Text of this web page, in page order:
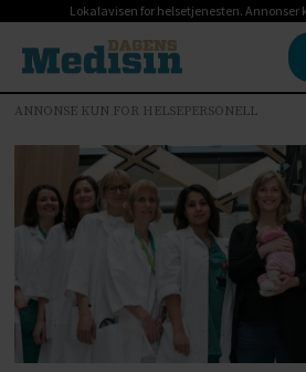
Lokalavisen for helsetjenesten. Annonser
ANNONSE KUN FOR HELSEPERSONELL